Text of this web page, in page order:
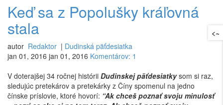
Keď sa z Popolušky kráľovná
stala
autor Redaktor | Dudinská päťdesiatka
jan 01, 2016 jan 01, 2016 Komentárov: 1
V doterajšej 34 ročnej histórii Dudinskej päťdesiatkysom si raz,
sledujúc pretekárov a pretekárky z Číny spomenul na jedno
čínske príslovie, ktoré hovorí: “Ak chceš poznať svoju minulosť
<~